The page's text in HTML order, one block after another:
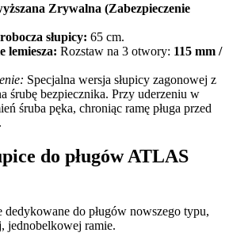
Zrywalna (Zabezpieczenie
słupicy: 65 cm.
lemiesza: Rozstaw na 3 otwory: 115 mm /
Specjalna wersja słupicy zagonowej z
śrubę bezpiecznika. Przy uderzeniu w
śruba pęka, chroniąc ramę pługa przed
do pługów ATLAS
dedykowane do pługów nowszego typu,
jednobelkowej ramie.